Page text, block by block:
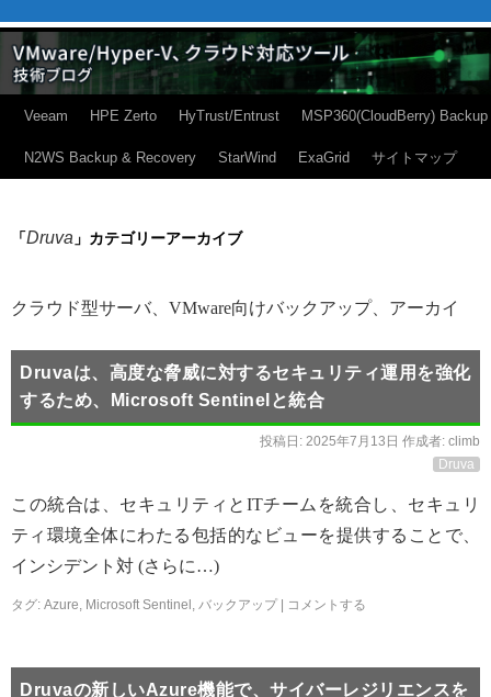
Veeam HPE Zerto HyTrust/Entrust MSP360(CloudBerry) Backup
N2WS Backup & Recovery StarWind ExaGrid サイトマップ
「Druva 」カテゴリーアーカイブ
クラウド型サーバ、VMware向けバックアップ、アーカイ
Druvaは、高度な脅威に対するセキュリティ運用を強化
するため、Microsoft Sentinelと統合
投稿日: 2025年7月13日 作成者: climb
Druva
この統合は、セキュリティとITチームを統合し、セキュリ
ティ環境全体にわたる包括的なビューを提供することで、
インシデント対 (さらに…)
タグ: Azure, Microsoft Sentinel , バックアップ コメントする
Druvaの新しいAzure機能で、サイバーレジリエンスを